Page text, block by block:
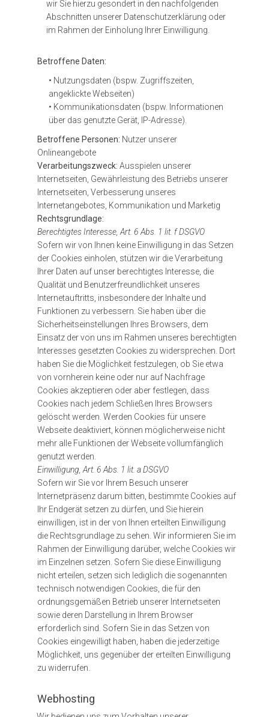
wir Sie hierzu gesondert in den nachfolgenden
Abschnitten unserer Datenschutzerklärung oder
im Rahmen der Einholung Ihrer Einwilligung.
Betroffene Daten:
• Nutzungsdaten (bspw. Zugriffszeiten,
angeklickte Webseiten)
• Kommunikationsdaten (bspw. Informationen
über das genutzte Gerät, IP-Adresse).
Betroffene Personen: Nutzer unserer
Onlineangebote
Verarbeitungszweck: Ausspielen unserer
Internetseiten, Gewährleistung des Betriebs unserer
Internetseiten, Verbesserung unseres
Internetangebotes, Kommunikation und Marketig
Rechtsgrundlage:
Berechtigtes Interesse, Art. 6 Abs. 1 lit. f DSGVO
Sofern wir von Ihnen keine Einwilligung in das Setzen
der Cookies einholen, stützen wir die Verarbeitung
Ihrer Daten auf unser berechtigtes Interesse, die
Qualität und Benutzerfreundlichkeit unseres
Internetauftritts, insbesondere der Inhalte und
Funktionen zu verbessern. Sie haben über die
Sicherheitseinstellungen Ihres Browsers, dem
Einsatz der von uns im Rahmen unseres berechtigten
Interesses gesetzten Cookies zu widersprechen. Dort
haben Sie die Möglichkeit festzulegen, ob Sie etwa
von vornherein keine oder nur auf Nachfrage
Cookies akzeptieren oder aber festlegen, dass
Cookies nach jedem Schließen Ihres Browsers
gelöscht werden. Werden Cookies für unsere
Webseite deaktiviert, können möglicherweise nicht
mehr alle Funktionen der Webseite vollumfänglich
genutzt werden.
Einwilligung, Art. 6 Abs. 1 lit. a DSGVO
Sofern wir Sie vor Ihrem Besuch unserer
Internetpräsenz darum bitten, bestimmte Cookies auf
Ihr Endgerät setzen zu dürfen, und Sie hierein
einwilligen, ist in der von Ihnen erteilten Einwilligung
die Rechtsgrundlage zu sehen. Wir informieren Sie im
Rahmen der Einwilligung darüber, welche Cookies wir
im Einzelnen setzen. Sofern Sie diese Einwilligung
nicht erteilen, setzen sich lediglich die sogenannten
technisch notwendigen Cookies, die für den
ordnungsgemäßen Betrieb unserer Internetseiten
sowie deren Darstellung in Ihrem Browser
erforderlich sind. Sofern Sie in das Setzen von
Cookies eingewilligt haben, haben die jederzeitige
Möglichkeit, uns gegenüber der erteilten Einwilligung
zu widerrufen.
Webhosting